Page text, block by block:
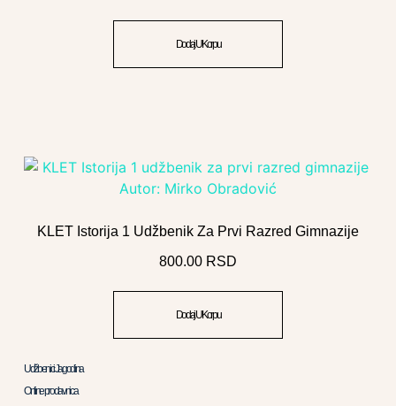
Dodaj U Korpu
KLET Istorija 1 Udžbenik Za Prvi Razred Gimnazije
800.00 RSD
Dodaj U Korpu
Udžbenici Jagodina
Online prodavnica